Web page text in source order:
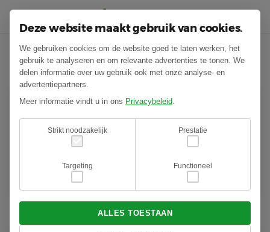
Ik ben op zoek naar….
Deze website maakt gebruik van cookies.
We gebruiken cookies om de website goed te laten werken, het
gebruik te analyseren en om relevante advertenties te tonen. We
delen informatie over uw gebruik ook met onze analyse- en
advertentiepartners.
Meer informatie vindt u in ons Privacybeleid.
Strikt noodzakelijk Prestatie
Targeting Functioneel
ALLES TOESTAAN